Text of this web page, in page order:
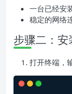
一台已经安
稳定的网络
步骤二：安
打开终端，